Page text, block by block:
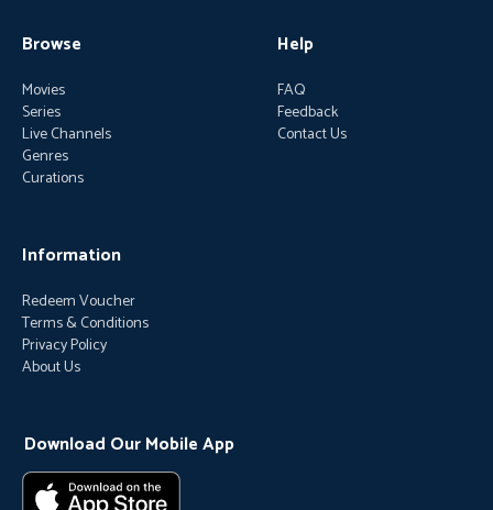
Browse
Movies
Series
Live Channels
Genres
Curations
Help
FAQ
Feedback
Contact Us
Information
Redeem Voucher
Terms & Conditions
Privacy Policy
About Us
Download Our Mobile App